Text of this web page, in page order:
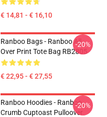
€ 14,81 - € 16,10
Ranboo Bags - Ranboo All
Over Print Tote Bag RB2805
€ 22,95 - € 27,55
-20%
Ranboo Hoodies - Ranboo
Crumb Cuptoast Pulloover
-20%